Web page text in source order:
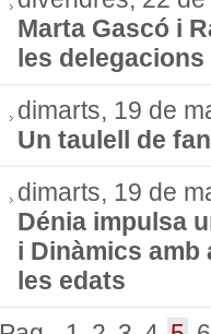
Marta Gascó i
les
dimarts, 19 de
Un taulell de
dimarts, 19 de
Dénia impulsa
i Dinàmics
les edats